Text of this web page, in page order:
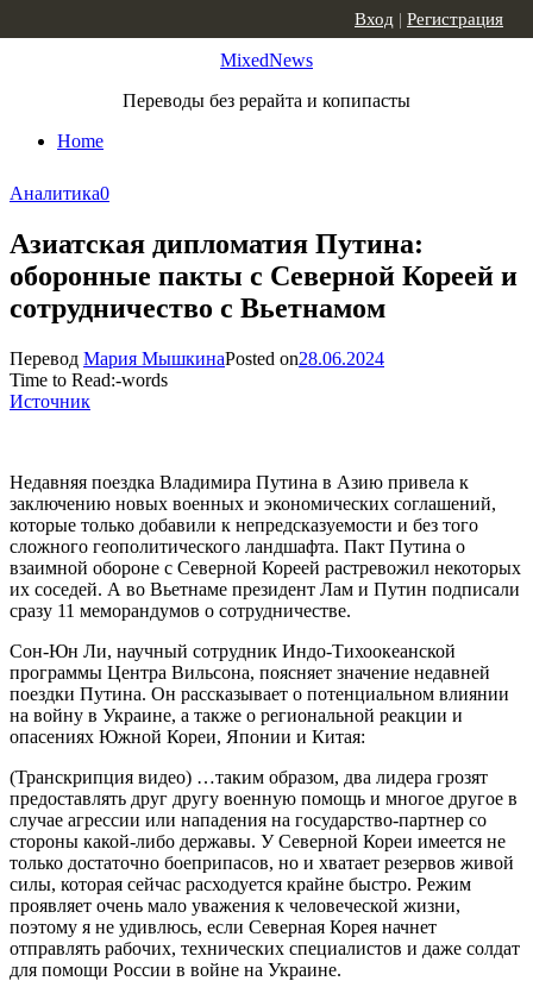
MixedNews
Переводы без рерайта и копипасты
Home
Вход | Регистрация
Аналитика0
Азиатская дипломатия Путина:
оборонные пакты с Северной Кореей и
сотрудничество с Вьетнамом
Перевод Мария МышкинаPosted on28.06.2024
Time to Read:-words
Источник
Недавняя поездка Владимира Путина в Азию привела к
заключению новых военных и экономических соглашений,
которые только добавили к непредсказуемости и без того
сложного геополитического ландшафта. Пакт Путина о
взаимной обороне с Северной Кореей растревожил некоторых
их соседей. А во Вьетнаме президент Лам и Путин подписали
сразу 11 меморандумов о сотрудничестве.
Сон-Юн Ли, научный сотрудник Индо-Тихоокеанской
программы Центра Вильсона, поясняет значение недавней
поездки Путина. Он рассказывает о потенциальном влиянии
на войну в Украине, а также о региональной реакции и
опасениях Южной Кореи, Японии и Китая:
(Транскрипция видео) …таким образом, два лидера грозят
предоставлять друг другу военную помощь и многое другое в
случае агрессии или нападения на государство-партнер со
стороны какой-либо державы. У Северной Кореи имеется не
только достаточно боеприпасов, но и хватает резервов живой
силы, которая сейчас расходуется крайне быстро. Режим
проявляет очень мало уважения к человеческой жизни,
поэтому я не удивлюсь, если Северная Корея начнет
отправлять рабочих, технических специалистов и даже солдат
для помощи России в войне на Украине.